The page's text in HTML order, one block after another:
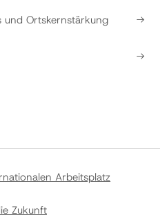
und Ortskernstärkung
Arbeitsplatz
Zukunft